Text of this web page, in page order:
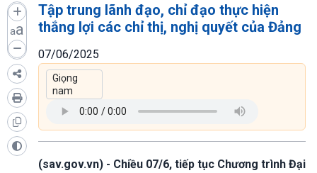
aa
Tập trung lãnh đạo, chỉ đạo thực hiện
thắng lợi các chỉ thị, nghị quyết của Đảng
07/06/2025
(sav.gov.vn) - Chiều 07/6, tiếp tục Chương trình Đại